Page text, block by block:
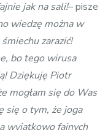
jak na sali!– pisze
wiedzę można w
zarazić!
bo tego wirusa
Dziękuję Piotr
mogłam się do Was
się o tym, że joga
wyjątkowo fajnych